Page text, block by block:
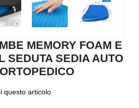
MEMORY FOAM E
SEDUTA SEDIA AUTO
questo articolo